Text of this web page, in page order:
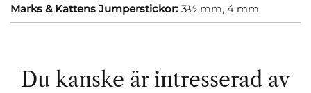
Marks & Kattens Jumperstickor: 3½ mm, 4 mm
Du kanske är intresserad av